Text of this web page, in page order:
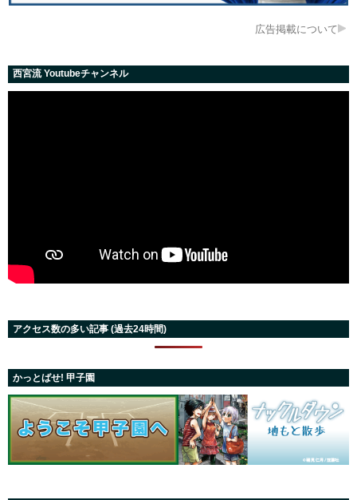
広告掲載について
西宮流 Youtubeチャンネル
アクセス数の多い記事 (過去24時間)
かっとばせ! 甲子園